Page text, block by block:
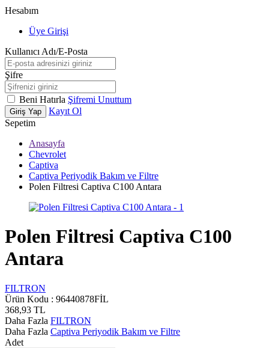
Hesabım
Üye Girişi
Kullanıcı Adı/E-Posta
Şifre
Beni Hatırla Şifremi Unuttum
Giriş Yap
Kayıt Ol
Sepetim
Anasayfa
Chevrolet
Captiva
Captiva Periyodik Bakım ve Filtre
Polen Filtresi Captiva C100 Antara
Polen Filtresi Captiva C100
Antara
FILTRON
Ürün Kodu : 96440878FİL
368,93 TL
Daha Fazla FILTRON
Daha Fazla Captiva Periyodik Bakım ve Filtre
Adet